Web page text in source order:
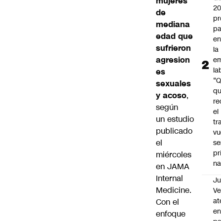
de
mediana
edad que
sufrieron
agresion
es
sexuales
y acoso,
según
un estudio
publicado
el
miércoles
en JAMA
Internal
Medicine.
Con el
enfoque
20
la
el